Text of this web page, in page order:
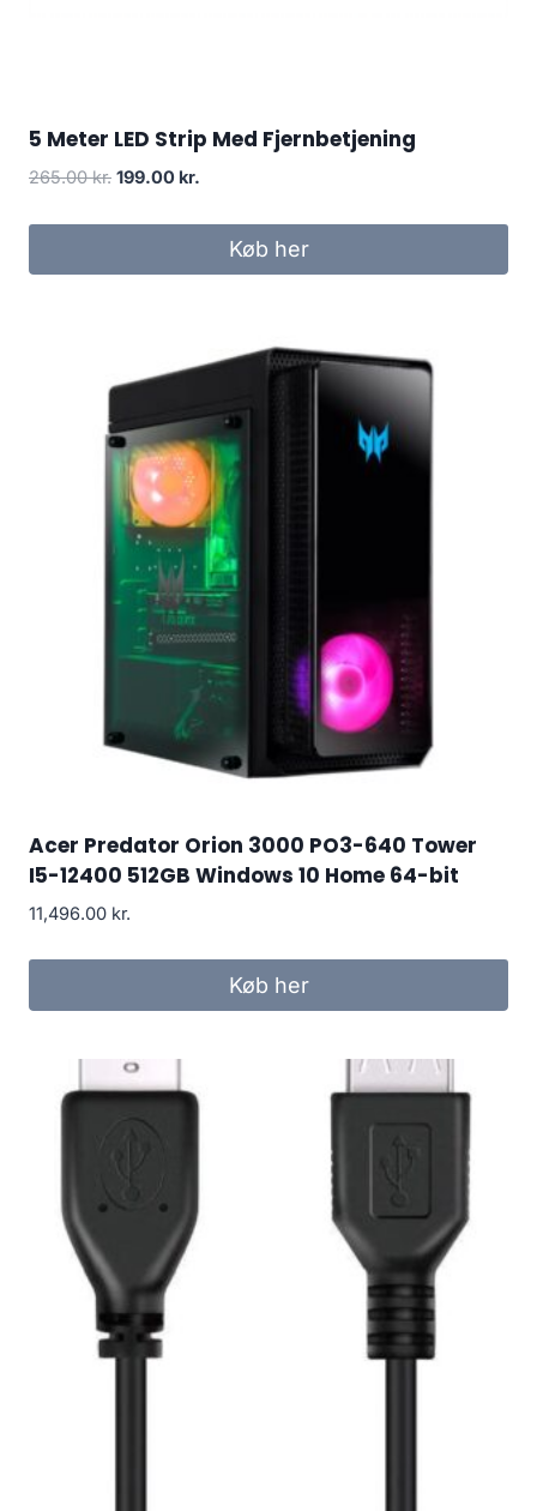
5 Meter LED Strip Med Fjernbetjening
265.00kr. Original
was:
199.00 kr.
is:
199.00 kr..
Køb her
Acer Predator Orion 3000 PO3-640 Tower
I5-12400 512GB Windows 10 Home 64-bit
11,496.00 kr.
Køb her